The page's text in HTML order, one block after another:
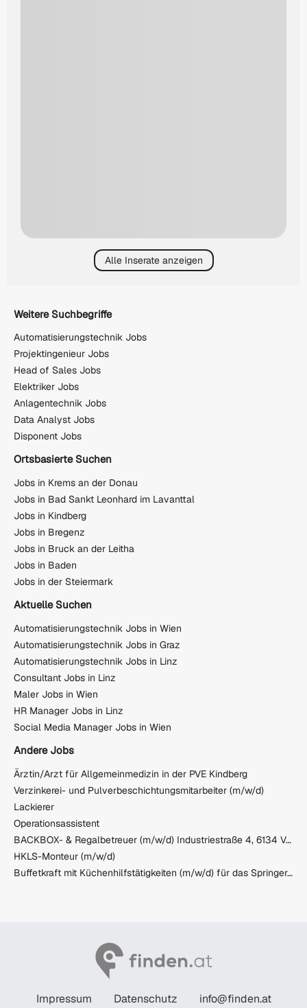
Alle Inserate anzeigen
Weitere Suchbegriffe
Automatisierungstechnik Jobs
Projektingenieur Jobs
Head of Sales Jobs
Elektriker Jobs
Anlagentechnik Jobs
Data Analyst Jobs
Disponent Jobs
Ortsbasierte Suchen
Jobs in Krems an der Donau
Jobs in Bad Sankt Leonhard im Lavanttal
Jobs in Kindberg
Jobs in Bregenz
Jobs in Bruck an der Leitha
Jobs in Baden
Jobs in der Steiermark
Aktuelle Suchen
Automatisierungstechnik Jobs in Wien
Automatisierungstechnik Jobs in Graz
Automatisierungstechnik Jobs in Linz
Consultant Jobs in Linz
Maler Jobs in Wien
HR Manager Jobs in Linz
Social Media Manager Jobs in Wien
Andere Jobs
Ärztin/Arzt für Allgemeinmedizin in der PVE Kindberg
Verzinkerei- und Pulverbeschichtungsmitarbeiter (m/w/d)
Lackierer
Operationsassistent
BACKBOX- & Regalbetreuer (m/w/d) Industriestraße 4, 6134 Vomp
HKLS-Monteur (m/w/d)
Buffetkraft mit Küchenhilfstätigkeiten (m/w/d) für das Springer-Team, 30 Std. / Woche
Impressum Datenschutz info@finden.at